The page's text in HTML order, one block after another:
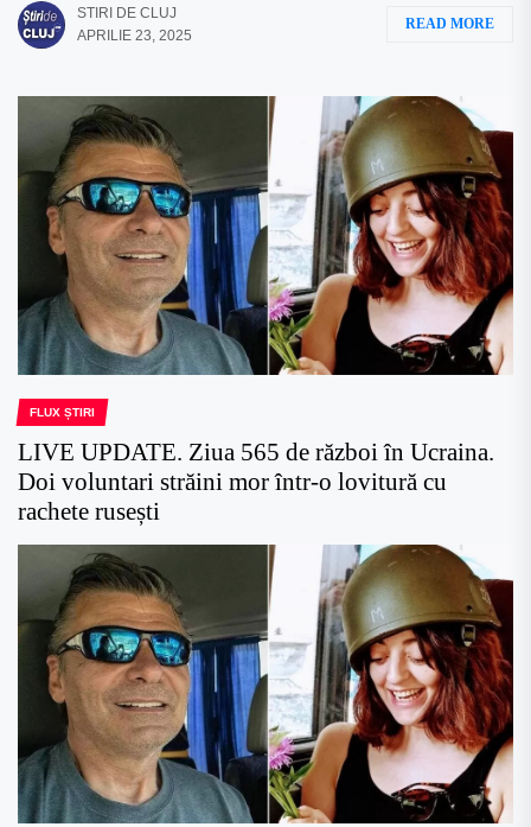
STIRI DE CLUJ
APRILIE 23, 2025
READ MORE
FLUX ȘTIRI
LIVE UPDATE. Ziua 565 de război în Ucraina.
Doi voluntari străini mor într-o lovitură cu
rachete rusești